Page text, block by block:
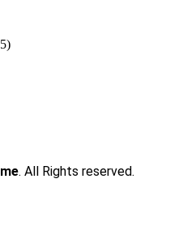
. All Rights reserved.